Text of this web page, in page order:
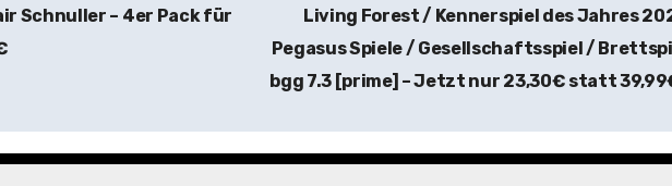
Schnuller – 4er Pack für
Living Forest / Kennerspiel des Jahres
Pegasus Spiele / Gesellschaftsspiel /
bgg 7.3 [prime] – Jetzt nur 23,30€ statt